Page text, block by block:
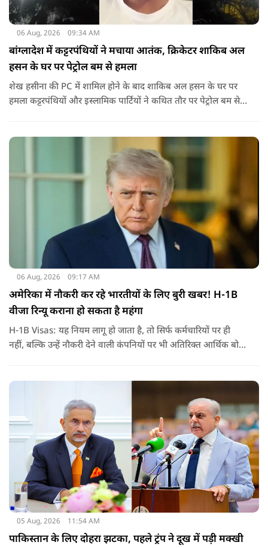
06 Aug, 2026 09:34 AM
बांग्लादेश में कट्टरपंथियों ने मचाया आतंक, क्रिकेटर शाकिब अल
हसन के घर पर पेट्रोल बम से हमला
शेख हसीना की PC में शामिल होने के बाद शाकिब अल हसन के घर पर
हमला कट्टरपंथियों और इस्लामिक पार्टियों ने कथित तौर पर पेट्रोल बम से
जरिए संबोधन दिया था.
06 Aug, 2026 09:17 AM
अमेरिका में नौकरी कर रहे भारतीयों के लिए बुरी खबर! H-1B
वीजा रिन्यू कराना हो सकता है महंगा
H-1B Visas: यह नियम लागू हो जाता है, तो सिर्फ कर्मचारियों पर ही
नहीं, बल्कि उन्हें नौकरी देने वाली कंपनियों पर भी अतिरिक्त आर्थिक बोझ
वीजा का समय-समय पर नवीनीकरण कराते हैं.
05 Aug, 2026 11:54 AM
पाकिस्तान के लिए दोहरा झटका, पहले ट्रंप ने दूख में पड़ी मक्खी